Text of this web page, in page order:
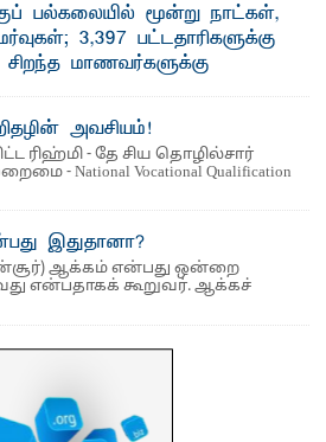
பல்கலையில் மூன்று நாட்கள்,
3,397 பட்டதாரிகளுக்கு
மாணவர்களுக்கு
அமைந்துள்ள தென்கிழக்குப்
பொதுப் பட்டமளிப்பு விழா ...
அவசியம்!
ரிஹ்மி - தே சிய தொழில்சார்
- National Vocational Qualification
இதுதானா?
ஆக்கம் என்பது ஒன்றை
என்பதாகக் கூறுவர். ஆக்கச்